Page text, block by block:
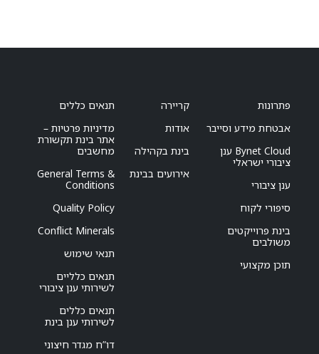
פתרונות
אבטחת מידע וסייבר
Bynet Cloud ענן
ציבורי ישראלי
ענן ציבורי
סיפורי לקוח
בינת פרוייקטים
משולבים
תוכן מקצועי
קריירה
אודות
בינת בקהילה
אירועים בבינת
תנאים כללים
מדיניות פרטיות –
אתר בינת תקשורת
מחשבים
General Terms &
Conditions
Quality Policy
Conflict Minerals
תנאי שימוש
תנאים כלליים
לשירותי ענן ציבורי
תנאים כללים
לשירותי ענן בינת
דו”ח מגדר חיצוני